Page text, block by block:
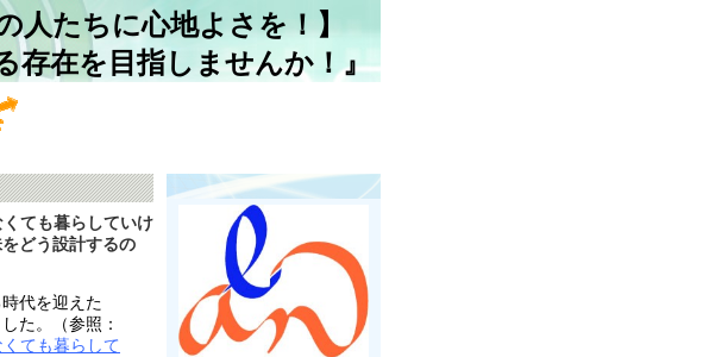
人たちに心地よさを！】
存在を目指しませんか！』
ても暮らしていけ
どう設計するの
代を迎えた
た。（参照：
ても暮らして